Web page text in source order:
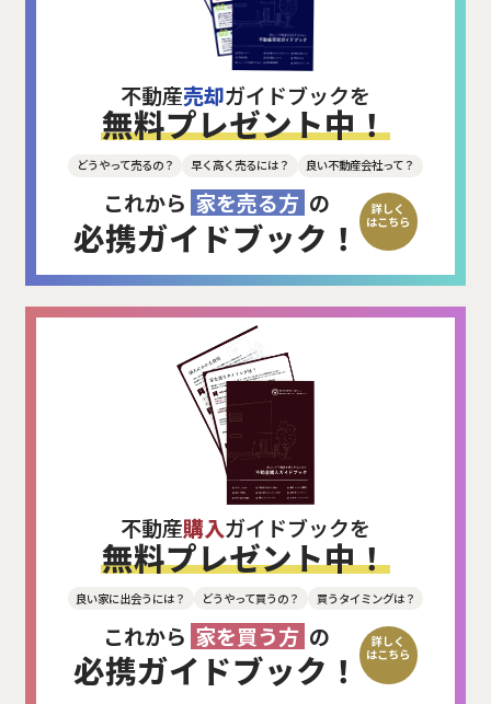
不動産売却ガイドブックを
無料プレゼント中！
どうやって売るの？ 早く高く売るには？ 良い不動産会社って？
これから 家を売る方 の
必携ガイドブック！
詳しく
はこちら
不動産購入ガイドブックを
無料プレゼント中！
良い家に出会うには？ どうやって買うの？ 買うタイミングは？
これから 家を買う方 の
必携ガイドブック！
詳しく
はこちら